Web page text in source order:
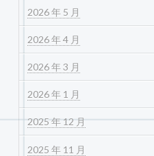
2026 年 5 月
2026 年 4 月
2026 年 3 月
2026 年 1 月
2025 年 12 月
2025 年 11 月